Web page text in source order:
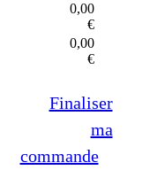
0,00
€
0,00
€
Finaliser
ma
commande